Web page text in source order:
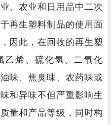
、农业和日用品中二次
再生塑料制品的使用面
因此，在回收的再生塑
乙烯、硫化氢、二氧化
味、焦臭味、农药味或
和异味不但严重影响生
量和产品等级，同时构